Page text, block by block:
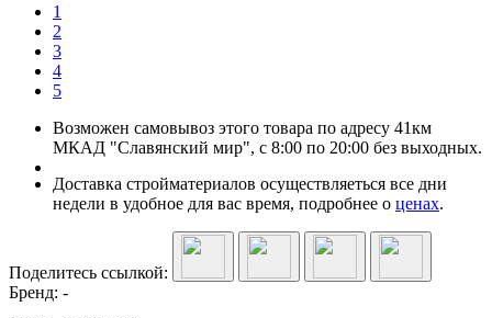
1
2
3
4
5
Возможен самовывоз этого товара по адресу 41км
МКАД "Славянский мир", с 8:00 по 20:00 без выходных.
Доставка стройматериалов осуществляеться все дни
недели в удобное для вас время, подробнее о ценах.
Поделитесь ссылкой:
Бренд: -